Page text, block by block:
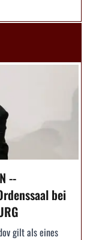
--
bei
gilt als eines